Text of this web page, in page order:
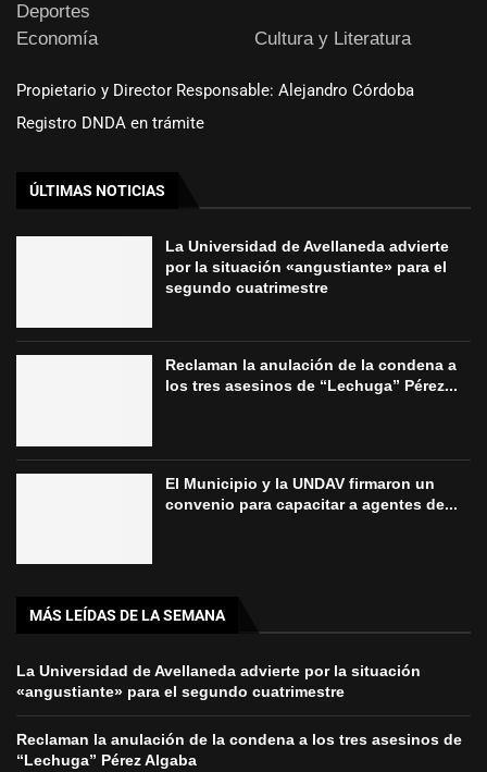
Deportes
Economía
Cultura y Literatura
Propietario y Director Responsable: Alejandro Córdoba
Registro DNDA en trámite
ÚLTIMAS NOTICIAS
La Universidad de Avellaneda advierte
por la situación «angustiante» para el
segundo cuatrimestre
Reclaman la anulación de la condena a
los tres asesinos de “Lechuga” Pérez...
El Municipio y la UNDAV firmaron un
convenio para capacitar a agentes de...
MÁS LEÍDAS DE LA SEMANA
La Universidad de Avellaneda advierte por la situación
«angustiante» para el segundo cuatrimestre
Reclaman la anulación de la condena a los tres asesinos de
“Lechuga” Pérez Algaba